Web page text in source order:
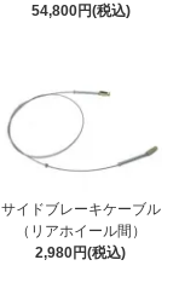
54,800円(税込)
サイドブレーキケーブル
（リアホイール間）
2,980円(税込)